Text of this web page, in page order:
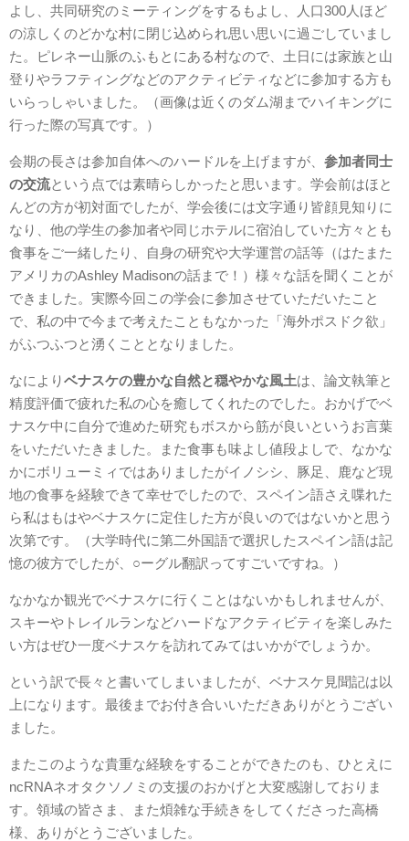
よし、共同研究のミーティングをするもよし、人口300人ほど
の涼しくのどかな村に閉じ込められ思い思いに過ごしていまし
た。ピレネー山脈のふもとにある村なので、土日には家族と山
登りやラフティングなどのアクティビティなどに参加する方も
いらっしゃいました。（画像は近くのダム湖までハイキングに
行った際の写真です。）
会期の長さは参加自体へのハードルを上げますが、 参加者同士
の交流という点では素晴らしかったと思います。学会前はほと
んどの方が初対面でしたが、学会後には文字通り皆顔見知りに
なり、他の学生の参加者や同じホテルに宿泊していた方々とも
食事をご一緒したり、自身の研究や大学運営の話等（はたまた
アメリカのAshley Madisonの話まで！）様々な話を聞くことが
できました。実際今回この学会に参加させていただいたこと
で、私の中で今まで考えたこともなかった「海外ポスドク欲」
がふつふつと湧くこととなりました。
なによりベナスケの豊かな自然と穏やかな風土は、論文執筆と
精度評価で疲れた私の心を癒してくれたのでした。おかげでベ
ナスケ中に自分で進めた研究もボスから筋が良いというお言葉
をいただいたきました。また食事も味よし値段よしで、なかな
かにボリューミィではありましたがイノシシ、豚足、鹿など現
地の食事を経験できて幸せでしたので、スペイン語さえ喋れた
ら私はもはやベナスケに定住した方が良いのではないかと思う
次第です。（大学時代に第二外国語で選択したスペイン語は記
憶の彼方でしたが、○ーグル翻訳ってすごいですね。）
なかなか観光でベナスケに行くことはないかもしれませんが、
スキーやトレイルランなどハードなアクティビティを楽しみた
い方はぜひ一度ベナスケを訪れてみてはいかがでしょうか。
という訳で長々と書いてしまいましたが、ベナスケ見聞記は以
上になります。最後までお付き合いいただきありがとうござい
ました。
またこのような貴重な経験をすることができたのも、ひとえに
ncRNAネオタクソノミの支援のおかげと大変感謝しておりま
す。領域の皆さま、また煩雑な手続きをしてくださった高橋
様、ありがとうございました。